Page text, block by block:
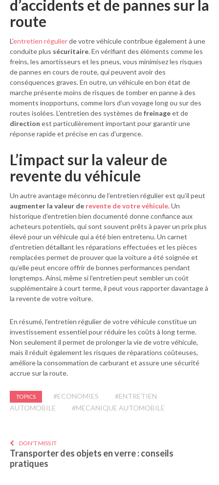
d’accidents et de pannes sur la
route
L’entretien régulierde votre véhicule contribue également à une
conduite plus sécuritaire. En vérifiant des éléments comme les
freins, les amortisseurs et les pneus, vous minimisez les risques
de pannes en cours de route, qui peuvent avoir des
conséquences graves. En outre, un véhicule en bon état de
marche présente moins de risques de tomber en panne à des
moments inopportuns, comme lors d’un voyage long ou sur des
routes isolées. L’entretien des systèmes defreinageet de
direction est particulièrement important pour garantir une
réponse rapide et précise en cas d’urgence.
L’impact sur la valeur de
revente du véhicule
Un autre avantage méconnu de l’entretien régulier est qu’il peut
augmenter la valeur de revente de votre véhicule. Un
historique d’entretien bien documenté donne confiance aux
acheteurs potentiels, qui sont souvent prêts à payer un prix plus
élevé pour un véhicule qui a été bien entretenu. Un carnet
d’entretien détaillant les réparations effectuées et les pièces
remplacées permet de prouver que la voiture a été soignée et
qu’elle peut encore offrir de bonnes performances pendant
longtemps. Ainsi, même si l’entretien peut sembler un coût
supplémentaire à court terme, il peut vous rapporter davantage à
la revente de votre voiture.
En résumé, l’entretien régulier de votre véhicule constitue un
investissement essentiel pour réduire les coûts à long terme.
Non seulement il permet de prolonger la vie de votre véhicule,
mais il réduit également les risques de réparations coûteuses,
améliore la consommation de carburant et assure une sécurité
accrue sur la route.
TOPICS #ECONOMIES
#ENTRETIEN
AUTOMOBILE
#MECANIQUE AUTOMOBILE
DON'T MISS IT
Transporter des objets en verre : conseils
pratiques